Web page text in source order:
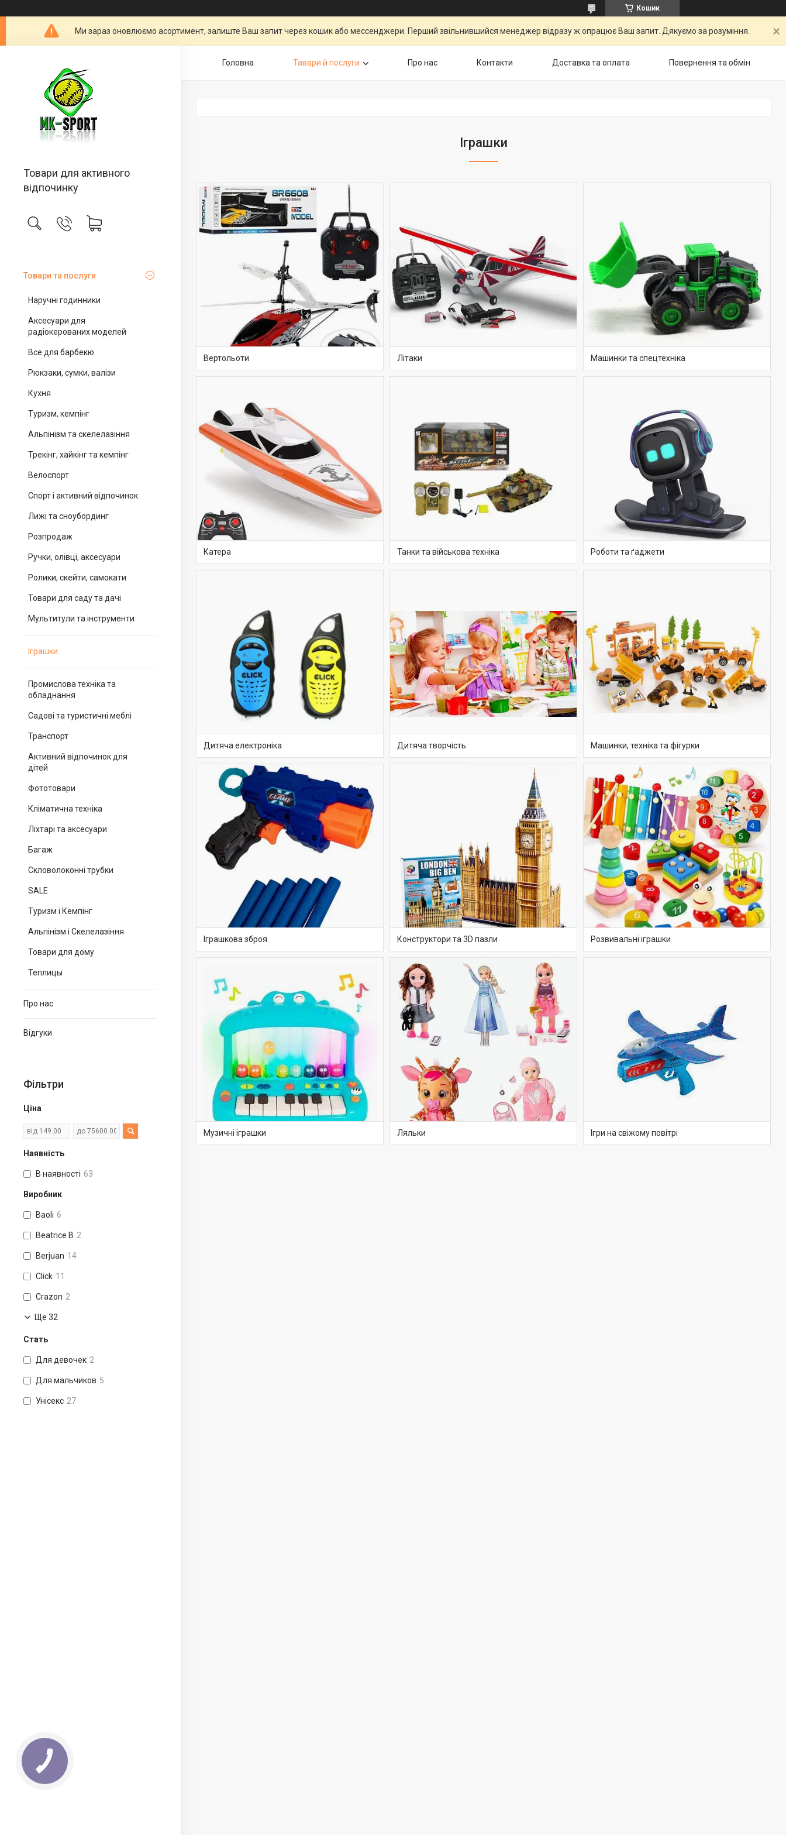
Кошик
Ми зараз оновлюємо асортимент, залиште Ваш запит через кошик або мессенджери. Перший звільнившийся менеджер відразу ж опрацює Ваш запит. Дякуємо за розуміння.
Товари для активного
відпочинку
Товари та послуги
Наручні годинники
Аксесуари для
радіокерованих моделей
Все для барбекю
Рюкзаки, сумки, валізи
Кухня
Туризм, кемпінг
Альпінізм та скелелазіння
Трекінг, хайкінг та кемпінг
Велоспорт
Спорт і активний відпочинок
Лижі та сноубординг
Розпродаж
Ручки, олівці, аксесуари
Ролики, скейти, самокати
Товари для саду та дачі
Мультитули та інструменти
Іграшки
Промислова техніка та
обладнання
Садові та туристичні меблі
Транспорт
Активний відпочинок для
дітей
Фототовари
Кліматична техніка
Ліхтарі та аксесуари
Багаж
Скловолоконні трубки
SALE
Туризм і Кемпінг
Альпінізм і Скелелазіння
Товари для дому
Теплицы
Про нас
Відгуки
Фільтри
Ціна
Наявність
В наявності 63
Виробник
Baoli 6
Beatrice B 2
Berjuan 14
Click 11
Crazon 2
Ще 32
Стать
Для девочек 2
Для мальчиков 5
Унісекс 27
Головна Тавари й послуги Про нас Контакти Доставка та оплата Повернення та обмін
Іграшки
Вертольоти Літаки Машинки та спецтехніка
Катера Танки та військова техніка Роботи та ґаджети
Дитяча електроніка Дитяча творчість Машинки, техніка та фігурки
Іграшкова зброя Конструктори та 3D пазли Розвивальні іграшки
Музичні іграшки Ляльки Ігри на свіжому повітрі